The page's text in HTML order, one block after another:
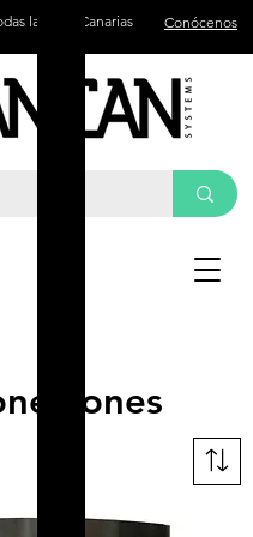
las islas Canarias Conócenos
Contacto
+34 672 774 327